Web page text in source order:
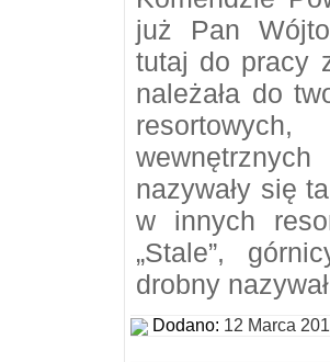
już Pan
tutaj do pracy
należała do
nazywały się
w innych
„Stale”,
drobny
Dodano: 12 Marca